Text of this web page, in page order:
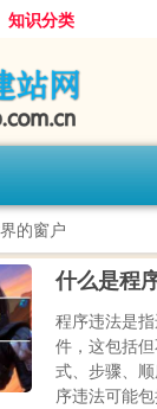
知识分类
的窗户
什么是程
程序违法是
件，这包括
式、步骤、
序违法可能